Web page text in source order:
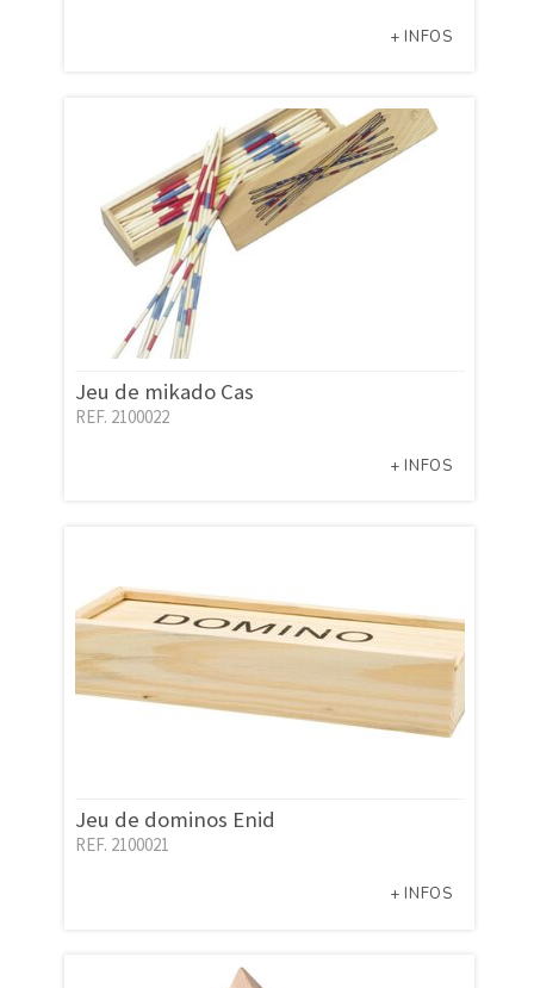
+ INFOS
Jeu de mikado Cas
REF. 2100022
+ INFOS
Jeu de dominos Enid
REF. 2100021
+ INFOS